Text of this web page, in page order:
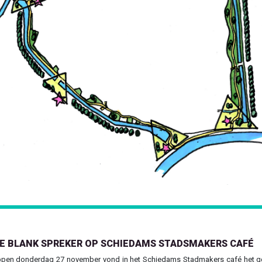
Previous
BLANK SPREKER OP SCHIEDAMS STADSMAKERS CAFÉ
donderdag 27 november vond in het Schiedams Stadmakers café het